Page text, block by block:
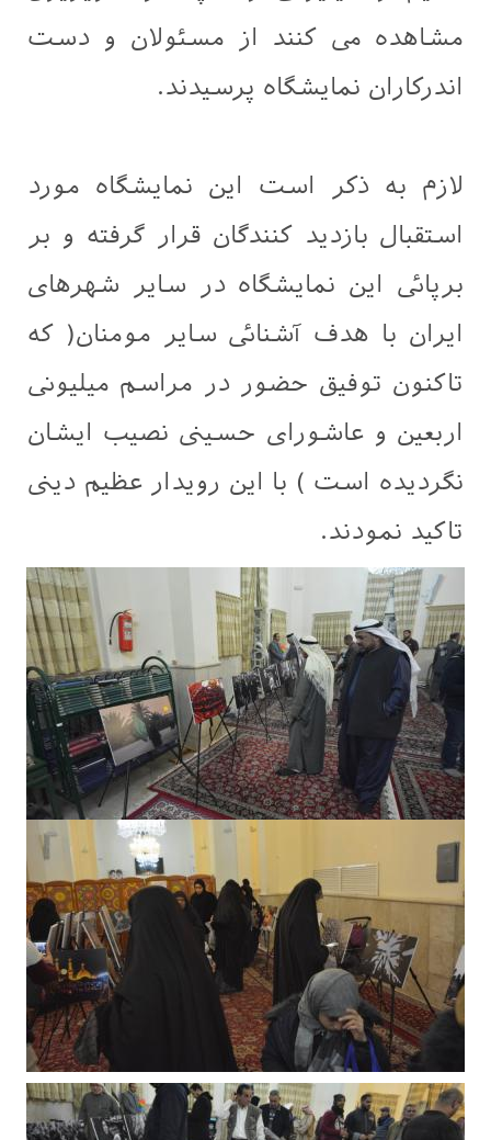
مشاهده می کنند از مسئولان و دست
اندرکاران نمایشگاه پرسیدند.
لازم به ذکر است این نمایشگاه مورد
استقبال بازدید کنندگان قرار گرفته و بر
برپائی این نمایشگاه در سایر شهرهای
ایران با هدف آشنائی سایر مومنان( که
تاکنون توفیق حضور در مراسم میلیونی
اربعین و عاشورای حسینی نصیب ایشان
نگردیده است ) با این رویدار عظیم دینی
تاکید نمودند.